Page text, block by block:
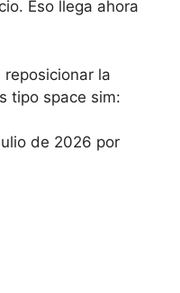
Eso llega ahora
reposicionar la
tipo space sim:
de 2026 por